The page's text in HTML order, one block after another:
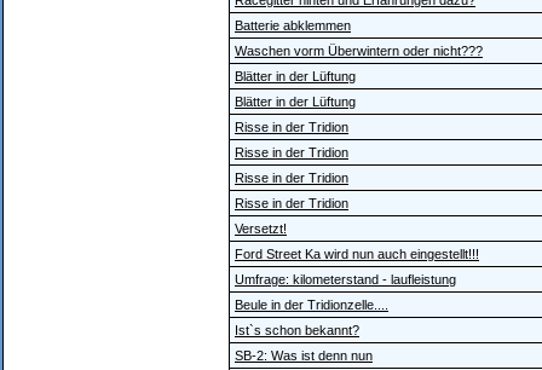
Batterie abklemmen
Waschen vorm Überwintern oder nicht???
Blätter in der Lüftung
Blätter in der Lüftung
Risse in der Tridion
Risse in der Tridion
Risse in der Tridion
Risse in der Tridion
Versetzt!
Ford Street Ka wird nun auch eingestellt!!!
Umfrage: kilometerstand - laufleistung
Beule in der Tridionzelle....
Ist`s schon bekannt?
SB-2: Was ist denn nun